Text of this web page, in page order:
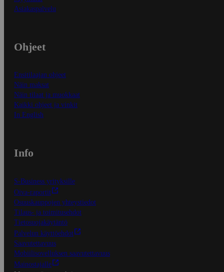
Asiakaspalvelu
Ohjeet
Ensitilaajan ohjeet
Näin maksat
Näin tilaat ja muokkaat
Kaikki ohjeet ja vinkit
In English
Info
S-Business yrityksille
Oiva-raportit
Osuuskauppojen yhteystiedot
Tilaus- ja toimitusehdot
Tietosuojakäytäntö
Palvelun käyttöehdot
Saavutettavuus
Mobiilisovelluksen saavutettavuus
Mainostajalle